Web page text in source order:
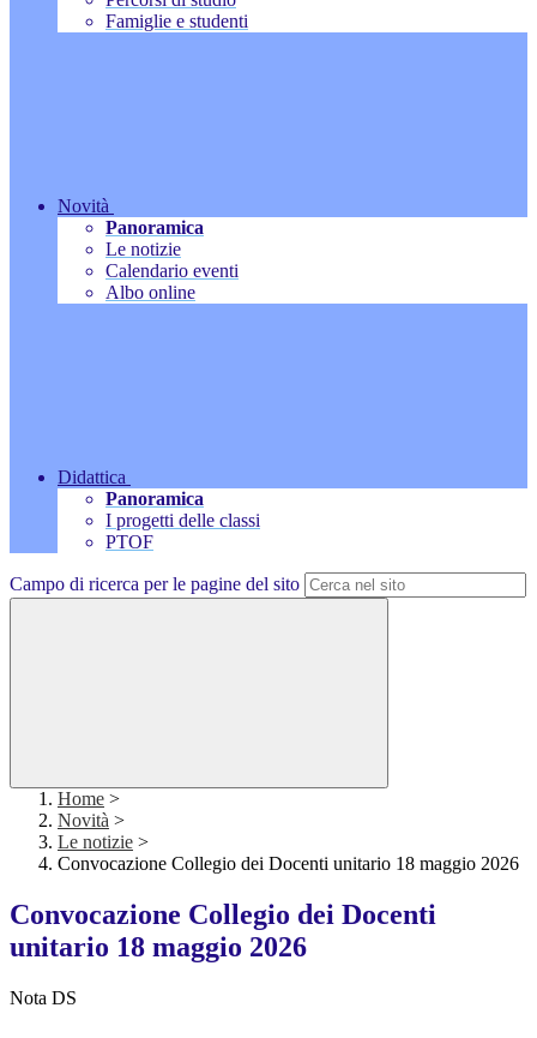
Famiglie e studenti
Novità
Panoramica
Le notizie
Calendario eventi
Albo online
Didattica
Panoramica
I progetti delle classi
PTOF
Campo di ricerca per le pagine del sito
Home >
Novità >
Le notizie >
Convocazione Collegio dei Docenti unitario 18 maggio 2026
Convocazione Collegio dei Docenti
unitario 18 maggio 2026
Nota DS